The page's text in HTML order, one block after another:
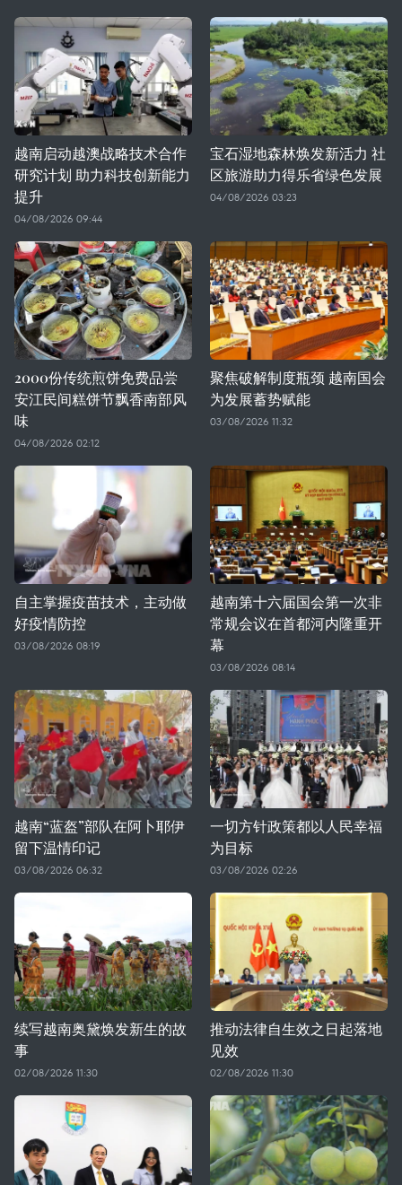
越南启动越澳战略技术合作
研究计划 助力科技创新能力
提升
04/08/2026 09:44
宝石湿地森林焕发新活力 社
区旅游助力得乐省绿色发展
04/08/2026 03:23
2000份传统煎饼免费品尝
安江民间糕饼节飘香南部风
味
04/08/2026 02:12
聚焦破解制度瓶颈 越南国会
为发展蓄势赋能
03/08/2026 11:32
自主掌握疫苗技术，主动做
好疫情防控
03/08/2026 08:19
越南第十六届国会第一次非
常规会议在首都河内隆重开
幕
03/08/2026 08:14
越南“蓝盔”部队在阿卜耶伊
留下温情印记
03/08/2026 06:32
一切方针政策都以人民幸福
为目标
03/08/2026 02:26
续写越南奥黛焕发新生的故
事
02/08/2026 11:30
推动法律自生效之日起落地
见效
02/08/2026 11:30